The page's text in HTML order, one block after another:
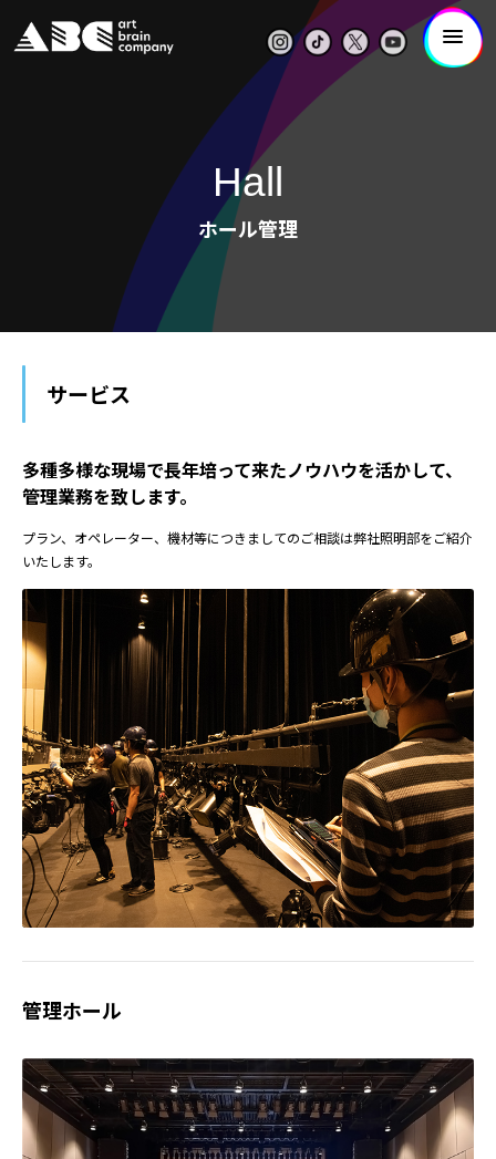
Hall
ホール管理
サービス
多種多様な現場で長年培って来たノウハウを活かして、
管理業務を致します。
プラン、オペレーター、機材等につきましてのご相談は弊社照明部をご紹介
いたします。
管理ホール